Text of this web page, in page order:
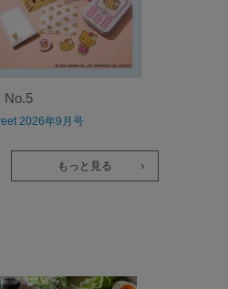
No.5
2026年9月号
もっと見る